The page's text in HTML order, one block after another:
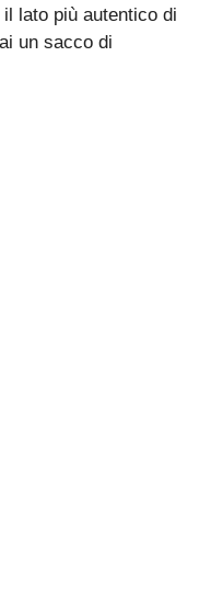
lato più autentico di
un sacco di